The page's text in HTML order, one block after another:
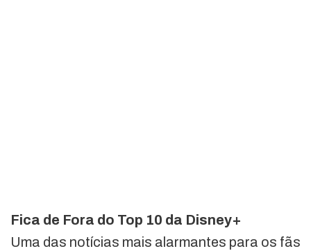
Fica de Fora do Top 10 da Disney+
Uma das notícias mais alarmantes para os fãs